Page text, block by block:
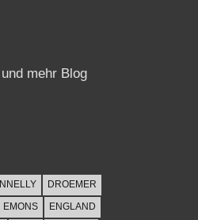
mehr Blog
DROEMER
EMONS
ENGLAND